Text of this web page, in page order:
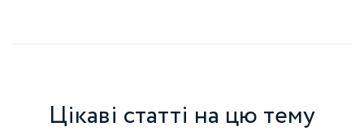
Цікаві статті на цю тему